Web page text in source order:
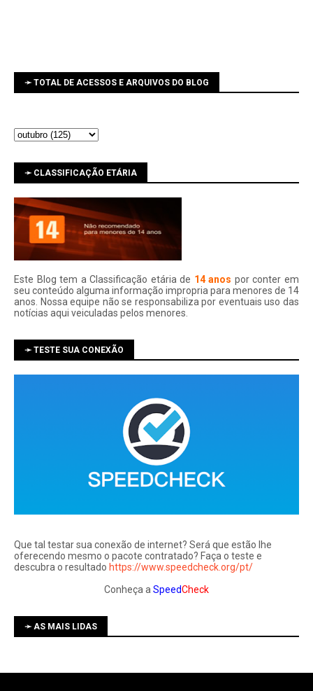
➛ TOTAL DE ACESSOS E ARQUIVOS DO BLOG
➛ CLASSIFICAÇÃO ETÁRIA
Este Blog tem a Classificação etária de 14 anos por conter em
seu conteúdo alguma informação impropria para menores de 14
anos. Nossa equipe não se responsabiliza por eventuais uso das
notí­cias aqui veiculadas pelos menores.
➛ TESTE SUA CONEXÃO
Que tal testar sua conexão de internet? Será que estão lhe
oferecendo mesmo o pacote contratado? Faça o teste e
descubra o resultado https://www.speedcheck.org/pt/
Conheça a SpeedCheck
➛ AS MAIS LIDAS